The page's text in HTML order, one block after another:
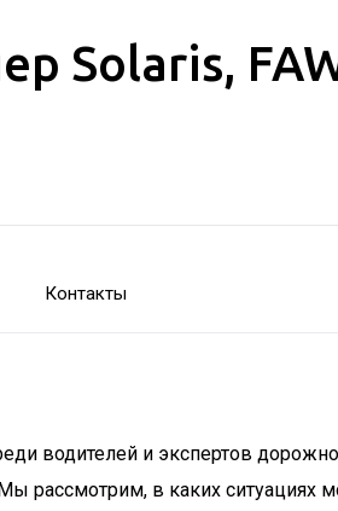
Solaris,
Контакты
водителей и экспертов
рассмотрим, в каких